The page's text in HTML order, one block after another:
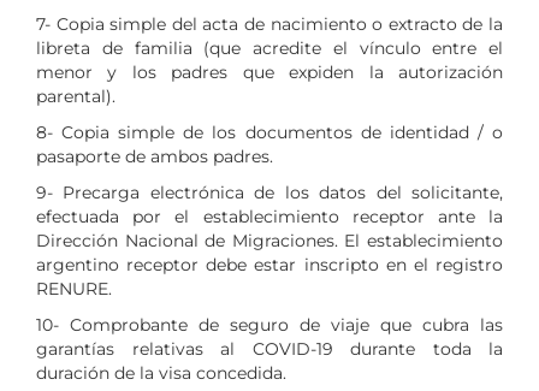
7- Copia simple del acta de nacimiento o extracto de la
libreta de familia (que acredite el vínculo entre el
menor y los padres que expiden la autorización
parental).
8- Copia simple de los documentos de identidad / o
pasaporte de ambos padres.
9- Precarga electrónica de los datos del solicitante,
efectuada por el establecimiento receptor ante la
Dirección Nacional de Migraciones. El establecimiento
argentino receptor debe estar inscripto en el registro
RENURE.
10- Comprobante de seguro de viaje que cubra las
garantías relativas al COVID-19 durante toda la
duración de la visa concedida.